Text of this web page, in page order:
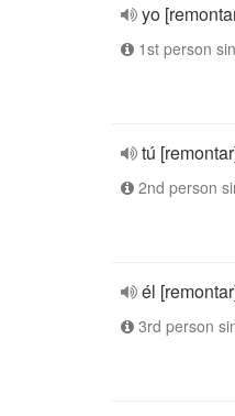
yo
1st person
tú
2nd person
él
3rd person